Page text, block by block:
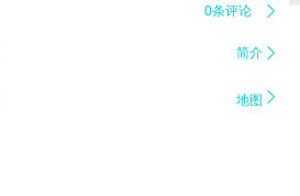
0条评论 
简介 
地图 